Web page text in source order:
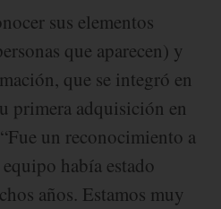
sus elementos
que aparecen) y
que se integró en
primera adquisición en
un reconocimiento a
había estado
años. Estamos muy